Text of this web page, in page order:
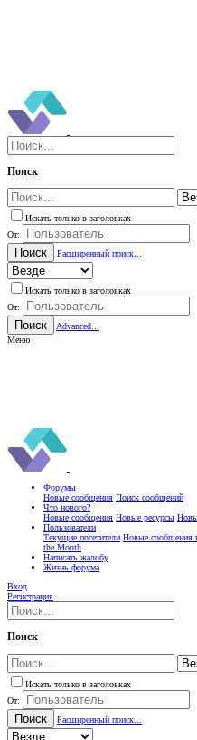
Поиск
Искать только в заголовках
От:
Поиск Расширенный поиск...
Искать только в заголовках
От:
Поиск
Advanced...
Меню
Форумы
Новые сообщения Поиск сообщений
Что нового?
Новые сообщения Новые ресурсы
Пользователи
Текущие посетители Новые сообщения
the Month
Написать жалобу
Жизнь форума
Вход
Регистрация
Поиск
Искать только в заголовках
От:
Поиск Расширенный поиск...